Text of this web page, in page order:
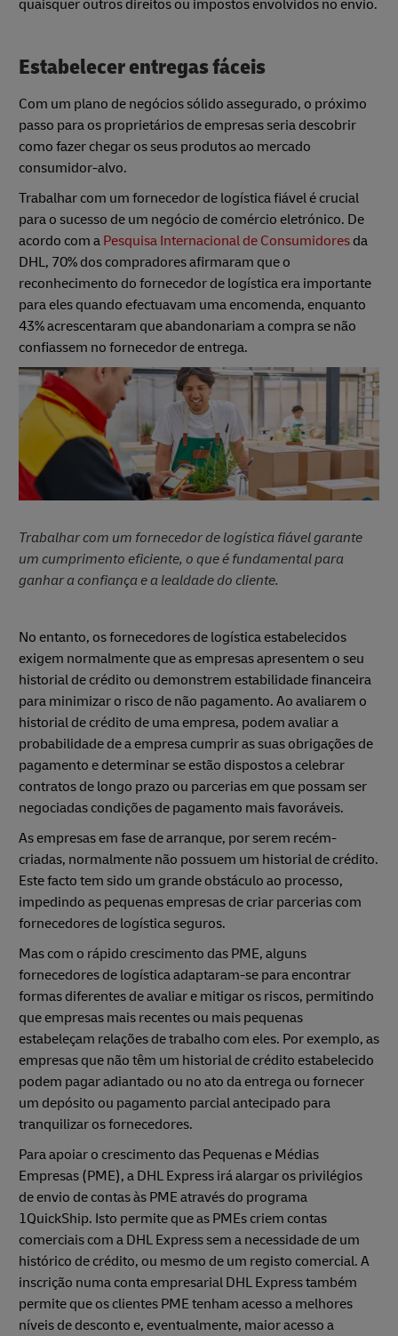
quaisquer outros direitos ou impostos envolvidos no envio.
Estabelecer entregas fáceis
Com um plano de negócios sólido assegurado, o próximo
passo para os proprietários de empresas seria descobrir
como fazer chegar os seus produtos ao mercado
consumidor-alvo.
Trabalhar com um fornecedor de logística fiável é crucial
para o sucesso de um negócio de comércio eletrónico. De
acordo com a Pesquisa Internacional de Consumidores da
DHL, 70% dos compradores afirmaram que o
reconhecimento do fornecedor de logística era importante
para eles quando efectuavam uma encomenda, enquanto
43% acrescentaram que abandonariam a compra se não
confiassem no fornecedor de entrega.
Trabalhar com um fornecedor de logística fiável garante
um cumprimento eficiente, o que é fundamental para
ganhar a confiança e a lealdade do cliente.
No entanto, os fornecedores de logística estabelecidos
exigem normalmente que as empresas apresentem o seu
historial de crédito ou demonstrem estabilidade financeira
para minimizar o risco de não pagamento. Ao avaliarem o
historial de crédito de uma empresa, podem avaliar a
probabilidade de a empresa cumprir as suas obrigações de
pagamento e determinar se estão dispostos a celebrar
contratos de longo prazo ou parcerias em que possam ser
negociadas condições de pagamento mais favoráveis.
As empresas em fase de arranque, por serem recém-
criadas, normalmente não possuem um historial de crédito.
Este facto tem sido um grande obstáculo ao processo,
impedindo as pequenas empresas de criar parcerias com
fornecedores de logística seguros.
Mas com o rápido crescimento das PME, alguns
fornecedores de logística adaptaram-se para encontrar
formas diferentes de avaliar e mitigar os riscos, permitindo
que empresas mais recentes ou mais pequenas
estabeleçam relações de trabalho com eles. Por exemplo, as
empresas que não têm um historial de crédito estabelecido
podem pagar adiantado ou no ato da entrega ou fornecer
um depósito ou pagamento parcial antecipado para
tranquilizar os fornecedores.
Para apoiar o crescimento das Pequenas e Médias
Empresas (PME), a DHL Express irá alargar os privilégios
de envio de contas às PME através do programa
1QuickShip. Isto permite que as PMEs criem contas
comerciais com a DHL Express sem a necessidade de um
histórico de crédito, ou mesmo de um registo comercial. A
inscrição numa conta empresarial DHL Express também
permite que os clientes PME tenham acesso a melhores
níveis de desconto e, eventualmente, maior acesso a